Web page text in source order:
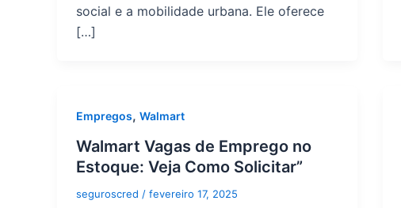
social e a mobilidade urbana. Ele oferece
[…]
Empregos, Walmart
Walmart Vagas de Emprego no
Estoque: Veja Como Solicitar”
seguroscred / fevereiro 17, 2025